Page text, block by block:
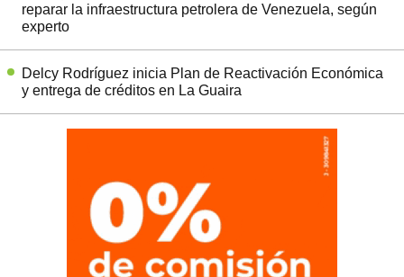
reparar la infraestructura petrolera de Venezuela, según
experto
Delcy Rodríguez inicia Plan de Reactivación Económica
y entrega de créditos en La Guaira